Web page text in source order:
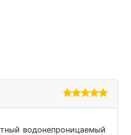
водонепроницаемый